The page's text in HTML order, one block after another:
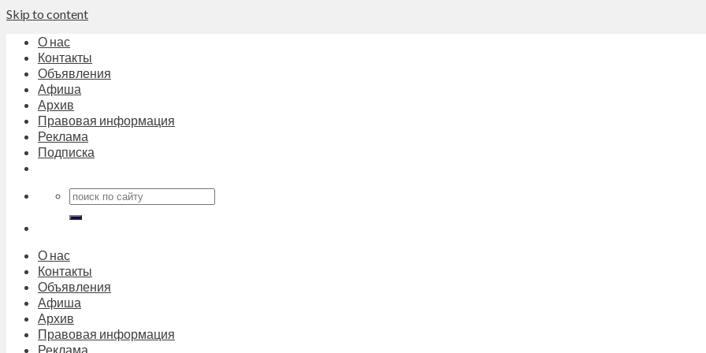
Skip to content
О нас
Контакты
Объявления
Афиша
Архив
Правовая информация
Реклама
Подписка
О нас
Контакты
Объявления
Афиша
Архив
Правовая информация
Реклама